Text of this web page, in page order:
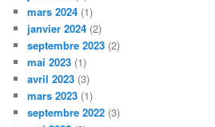
mars 2024 (1)
janvier 2024 (2)
septembre 2023 (2)
mai 2023 (1)
avril 2023 (3)
mars 2023 (1)
septembre 2022 (3)